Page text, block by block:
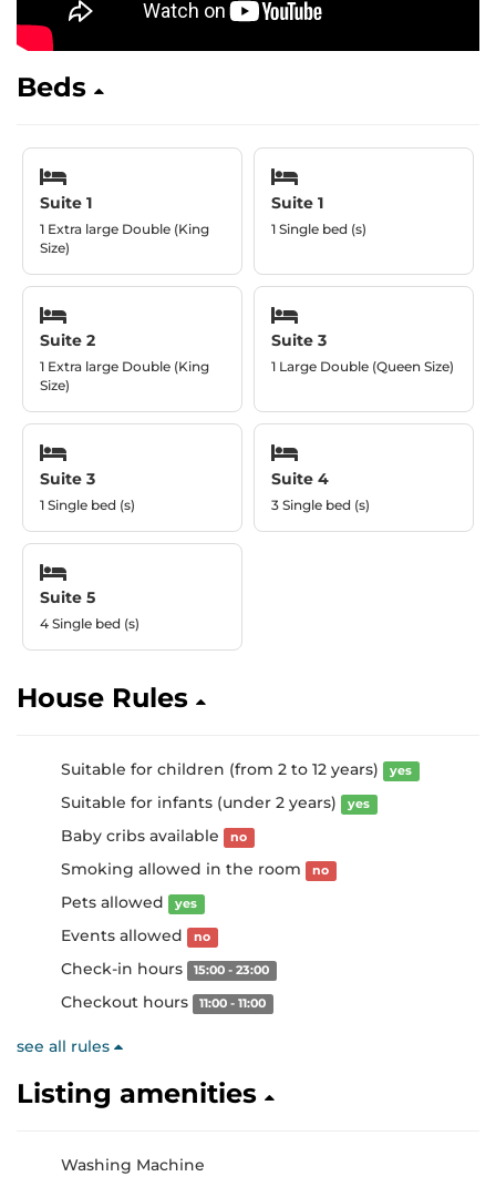
Beds
Suite 1
1 Extra large Double (King
Size)
Suite 1
1 Single bed (s)
Suite 2
1 Extra large Double (King
Size)
Suite 3
1 Large Double (Queen Size)
Suite 3
1 Single bed (s)
Suite 4
3 Single bed (s)
Suite 5
4 Single bed (s)
House Rules
Suitable for children (from 2 to 12 years) yes
Suitable for infants (under 2 years) yes
Baby cribs available no
Smoking allowed in the room no
Pets allowed yes
Events allowed no
Check-in hours 15:00 - 23:00
Checkout hours 11:00 - 11:00
see all rules
Listing amenities
Washing Machine